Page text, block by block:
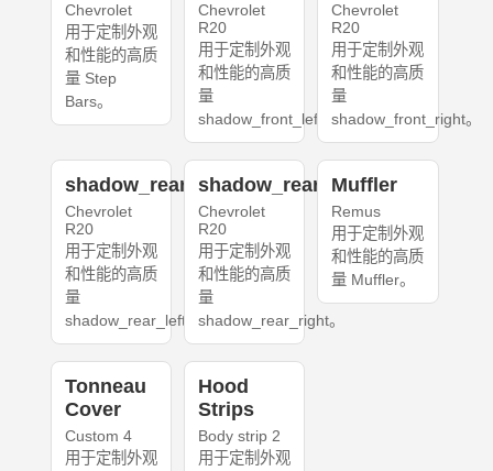
Chevrolet
用于定制外观
和性能的高质
量 Step
Bars。
Chevrolet
R20
用于定制外观
和性能的高质
量
shadow_front_left。
Chevrolet
R20
用于定制外观
和性能的高质
量
shadow_front_right。
shadow_rear_left
Chevrolet
R20
用于定制外观
和性能的高质
量
shadow_rear_left。
shadow_rear_right
Chevrolet
R20
用于定制外观
和性能的高质
量
shadow_rear_right。
Muffler
Remus
用于定制外观
和性能的高质
量 Muffler。
Tonneau
Cover
Custom 4
用于定制外观
Hood
Strips
Body strip 2
用于定制外观